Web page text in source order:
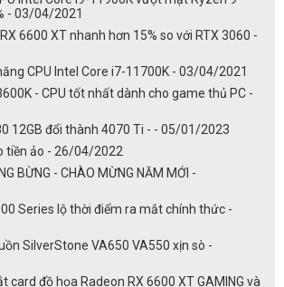
- 03/04/2021
6600 XT nhanh hơn 15% so với RTX 3060 -
CPU Intel Core i7-11700K - 03/04/2021
- CPU tốt nhất dành cho game thủ PC -
12GB đổi thành 4070 Ti - - 05/01/2023
tiền ảo - 26/04/2022
BỪNG - CHÀO MỪNG NĂM MỚI -
Series lộ thời điểm ra mắt chính thức -
SilverStone VA650 VA550 xịn sò -
card đồ họa Radeon RX 6600 XT GAMING và